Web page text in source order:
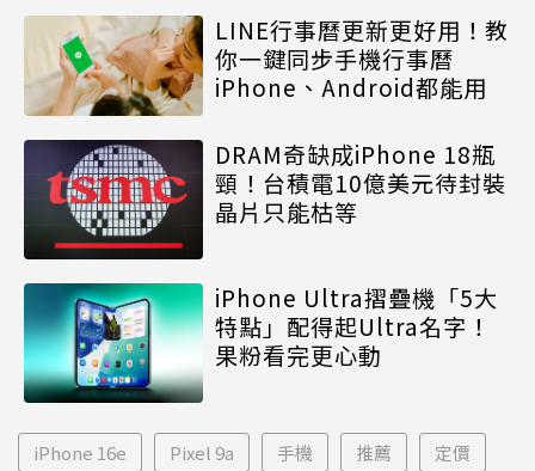
LINE行事曆更新更好用！教
你一鍵同步手機行事曆
iPhone、Android都能用
DRAM奇缺成iPhone 18瓶
頸！台積電10億美元待封裝
晶片只能枯等
iPhone Ultra摺疊機「5大
特點」配得起Ultra名字！
果粉看完更心動
iPhone 16e Pixel 9a 手機 推薦 定價